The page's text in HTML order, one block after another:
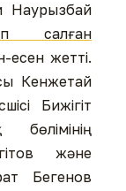
Наурызбай
салған
жетті.
Кенжетай
Бижігіт
және
Бегенов